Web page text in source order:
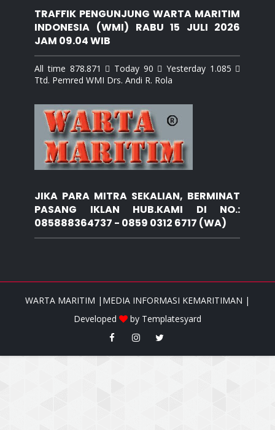
TRAFFIK PENGUNJUNG WARTA MARITIM
INDONESIA (WMI) RABU 15 JULI 2026
JAM 09.04 WIB
All time 878.871  Today 90  Yesterday 1.085 
Ttd. Pemred WMI Drs. Andi R. Rola
JIKA PARA MITRA SEKALIAN, BERMINAT
PASANG IKLAN HUB.KAMI DI NO.:
085888364737 - 0859 0312 6717 (WA)
WARTA MARITIM |MEDIA INFORMASI KEMARITIMAN |
Developed
by Templatesyard